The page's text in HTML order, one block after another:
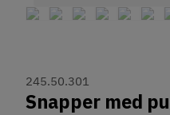
245.50.301
Snapper med